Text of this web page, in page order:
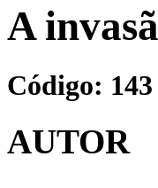
A
Código: 143
AUTOR